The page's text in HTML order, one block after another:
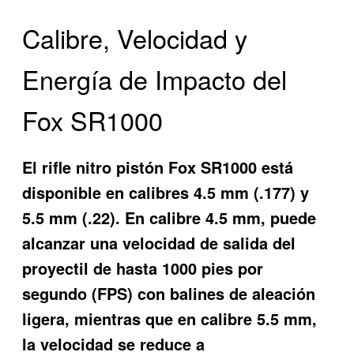
Calibre, Velocidad y
Energía de Impacto del
Fox SR1000
El rifle nitro pistón Fox SR1000 está
disponible en calibres 4.5 mm (.177) y
5.5 mm (.22). En calibre 4.5 mm, puede
alcanzar una velocidad de salida del
proyectil de hasta 1000 pies por
segundo (FPS) con balines de aleación
ligera, mientras que en calibre 5.5 mm,
la velocidad se reduce a